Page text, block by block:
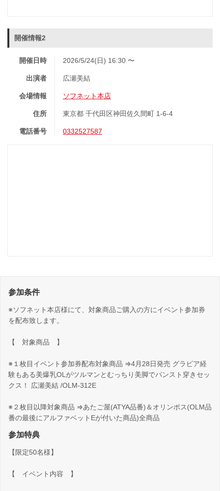
開催情報2
開催日時 2026/5/24(日) 16:30 〜
出演者 広瀬美結
会場情報 ソフネット本店
住所 東京都 千代田区神田佐久間町 1-6-4
電話番号 0332527587
参加条件
※ソフネット本店様にて、対象商品ご購入の方にイベント参加券
を配布致します。
【 対象商品 】
※１枚目イベント参加券配布対象商品 ⇒4月28日発売 グラビア経
験もある美爆乳OLがツルマンとむっちり美脚でパンスト穿きセッ
クス！ 広瀬美結 /OLM-312E
※２枚目以降対象商品 ⇒あたご屋(ATYA品番)＆オリンポス(OLM品
番の最後にアルファベットEが付いた商品)全商品
参加特典
【限定50名様】
【 イベント内容 】